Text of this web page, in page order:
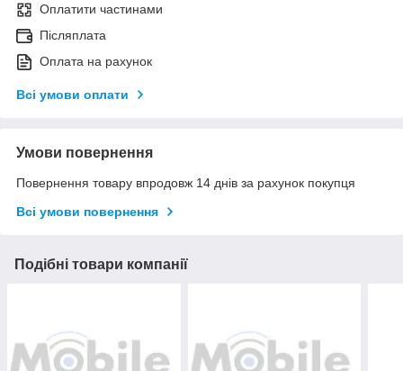
Оплатити частинами
Післяплата
Оплата на рахунок
Всі умови оплати
Умови повернення
Повернення товару впродовж 14 днів за рахунок покупця
Всі умови повернення
Подібні товари компанії